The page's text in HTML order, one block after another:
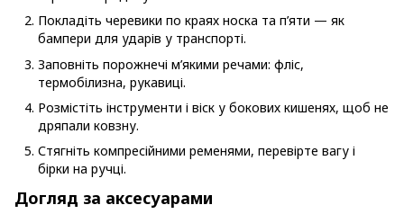
Покладіть черевики по краях носка та п’яти — як
бампери для ударів у транспорті.
Заповніть порожнечі м’якими речами: фліс,
термобілизна, рукавиці.
Розмістіть інструменти і віск у бокових кишенях, щоб не
дряпали ковзну.
Стягніть компресійними ременями, перевірте вагу і
бірки на ручці.
Догляд за аксесуарами